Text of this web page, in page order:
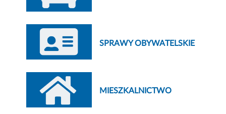
SPRAWY OBYWATELSKIE
MIESZKALNICTWO